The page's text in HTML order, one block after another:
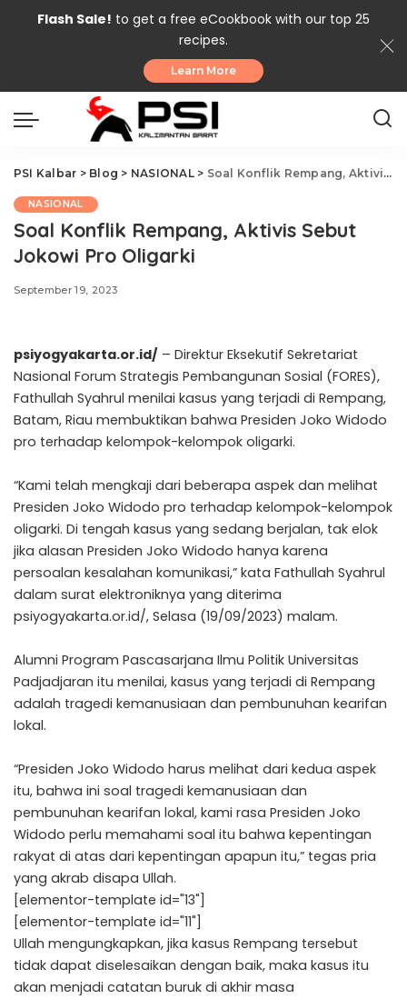
Flash Sale! to get a free eCookbook with our top 25
recipes.
Learn More
PSI Kalbar > Blog > NASIONAL> Soal Konflik Rempang, Aktivis Sebut Jokowi Pro Oligarki
NASIONAL
Soal Konflik Rempang, Aktivis Sebut
Jokowi Pro Oligarki
September 19, 2023
psiyogyakarta.or.id/ – Direktur Eksekutif Sekretariat
Nasional Forum Strategis Pembangunan Sosial (FORES),
Fathullah Syahrul menilai kasus yang terjadi di Rempang,
Batam, Riau membuktikan bahwa Presiden Joko Widodo
pro terhadap kelompok-kelompok oligarki.
“Kami telah mengkaji dari beberapa aspek dan melihat
Presiden Joko Widodo pro terhadap kelompok-kelompok
oligarki. Di tengah kasus yang sedang berjalan, tak elok
jika alasan Presiden Joko Widodo hanya karena
persoalan kesalahan komunikasi,” kata Fathullah Syahrul
dalam surat elektroniknya yang diterima
psiyogyakarta.or.id/, Selasa (19/09/2023) malam.
Alumni Program Pascasarjana Ilmu Politik Universitas
Padjadjaran itu menilai, kasus yang terjadi di Rempang
adalah tragedi kemanusiaan dan pembunuhan kearifan
lokal.
“Presiden Joko Widodo harus melihat dari kedua aspek
itu, bahwa ini soal tragedi kemanusiaan dan
pembunuhan kearifan lokal, kami rasa Presiden Joko
Widodo perlu memahami soal itu bahwa kepentingan
rakyat di atas dari kepentingan apapun itu,” tegas pria
yang akrab disapa Ullah.
[elementor-template id="13"]
[elementor-template id="11"]
Ullah mengungkapkan, jika kasus Rempang tersebut
tidak dapat diselesaikan dengan baik, maka kasus itu
akan menjadi catatan buruk di akhir masa